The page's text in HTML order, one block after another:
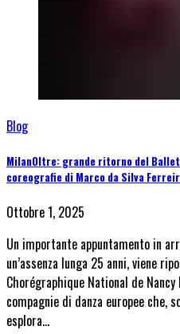
Blog
MilanOltre: grande ritorno del
coreografie di Marco da Silva
Ottobre 1, 2025
Un importante appuntamento in
un’assenza lunga 25 anni, viene
Chorégraphique National de
compagnie di danza europee che,
esplora…